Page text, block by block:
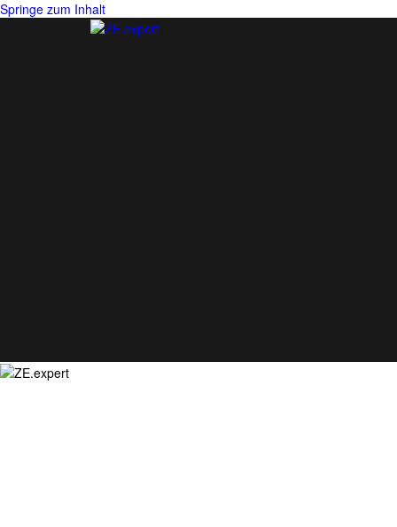
Springe zum Inhalt